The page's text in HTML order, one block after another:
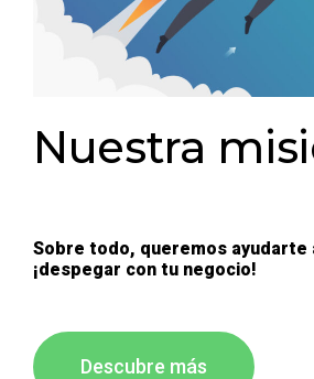
Nuestra
Sobre todo, queremos ayudarte
¡despegar con tu negocio!
Descubre más